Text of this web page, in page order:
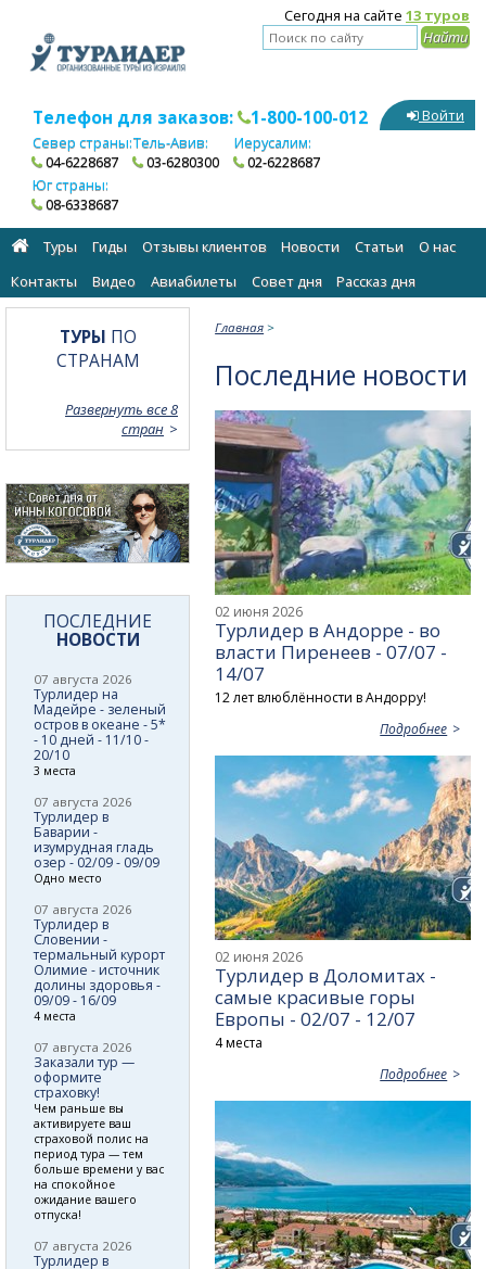
Сегодня на сайте 13 туров
Телефон для заказов: 1-800-100-012
Север страны:
04-6228687
Тель-Авив:
03-6280300
Иерусалим:
02-6228687
Юг страны:
08-6338687
Войти
Туры Гиды Отзывы клиентов Новости Статьи
О нас
Контакты
Видео Авиабилеты Cовет дня Рассказ дня
Главная >
Последние новости
02 июня 2026
Турлидер в Андорре - во
власти Пиренеев - 07/07 -
14/07
12 лет влюблённости в Андорру!
Подробнее
02 июня 2026
Турлидер в Доломитах -
самые красивые горы
Европы - 02/07 - 12/07
4 места
Подробнее
ТУРЫ ПО
СТРАНАМ
Развернуть все 8
стран
ПОСЛЕДНИЕ
НОВОСТИ
07 августа 2026
Турлидер на
Мадейре - зеленый
остров в океане - 5*
- 10 дней - 11/10 -
20/10
3 места
07 августа 2026
Турлидер в
Баварии -
изумрудная гладь
озер - 02/09 - 09/09
Одно место
07 августа 2026
Турлидер в
Словении -
термальный курорт
Олимие - источник
долины здоровья -
09/09 - 16/09
4 места
07 августа 2026
Заказали тур —
оформите
страховку!
Чем раньше вы
активируете ваш
страховой полис на
период тура — тем
больше времени у вас
на спокойное
ожидание вашего
отпуска!
07 августа 2026
Турлидер в